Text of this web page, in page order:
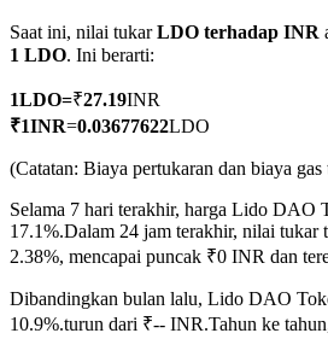
USDC Berjangka
Kontrak berjangka menggunakan
Saat ini, nilai tukarLDO terhadap INR
1 LDO. Ini berarti:
1LDO=₹27.19INR
₹1INR=0.03677622LDO
(Catatan: Biaya pertukaran dan biaya
Selama 7 hari terakhir, harga Lido DAO
17.1%.Dalam 24 jam terakhir, nilai tukar
2.38%, mencapai puncak ₹0 INR dan
Dibandingkan bulan lalu, Lido DAO
10.9%.turun dari ₹-- INR.Tahun ke